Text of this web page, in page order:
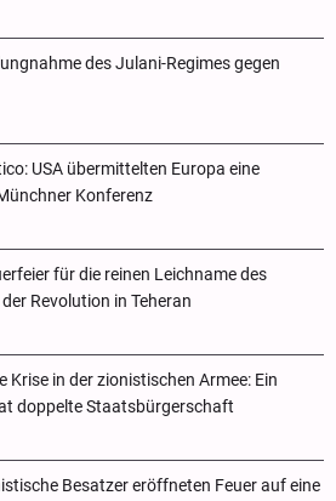
des Julani-Regimes gegen
USA übermittelten Europa eine
Konferenz
für die reinen Leichname des
Revolution in Teheran
Krise in der zionistischen Armee: Ein
doppelte Staatsbürgerschaft
Besatzer eröffneten Feuer auf eine